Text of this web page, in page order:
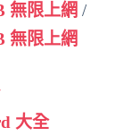
無限上網 /
無限上網
大全